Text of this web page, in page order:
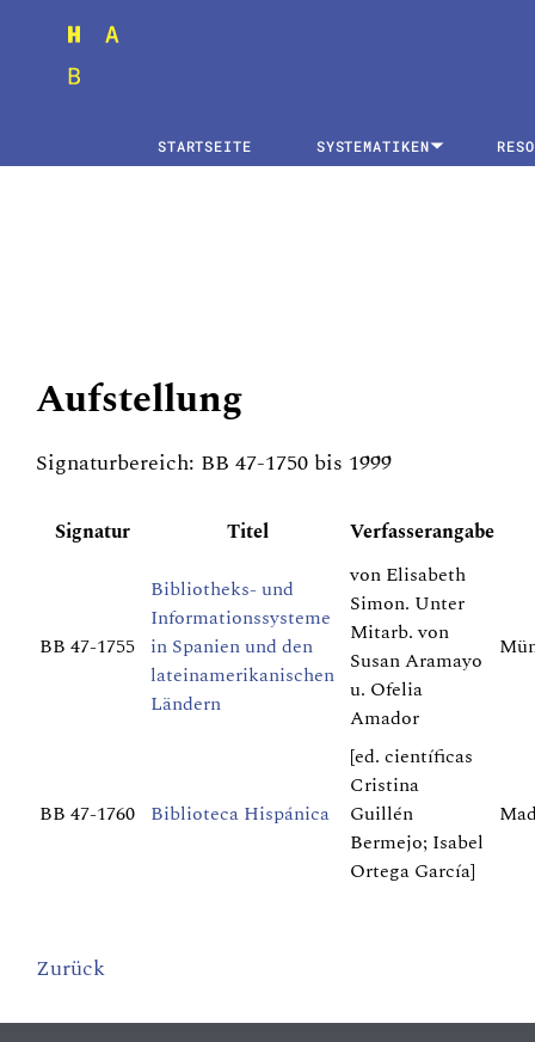
STARTSEITE SYSTEMATIKEN
Aufstellung
Signaturbereich: BB 47-1750 bis 1999
Signatur Titel Verfasserangabe
BB 47-1755
Bibliotheks- und
Informationssysteme
in Spanien und den
lateinamerikanischen
Ländern
von Elisabeth
Simon. Unter
Mitarb. von
Susan Aramayo
u. Ofelia
Amador
BB 47-1760 Biblioteca Hispánica
[ed. científicas
Cristina
Guillén
Bermejo; Isabel
Ortega García]
Zurück